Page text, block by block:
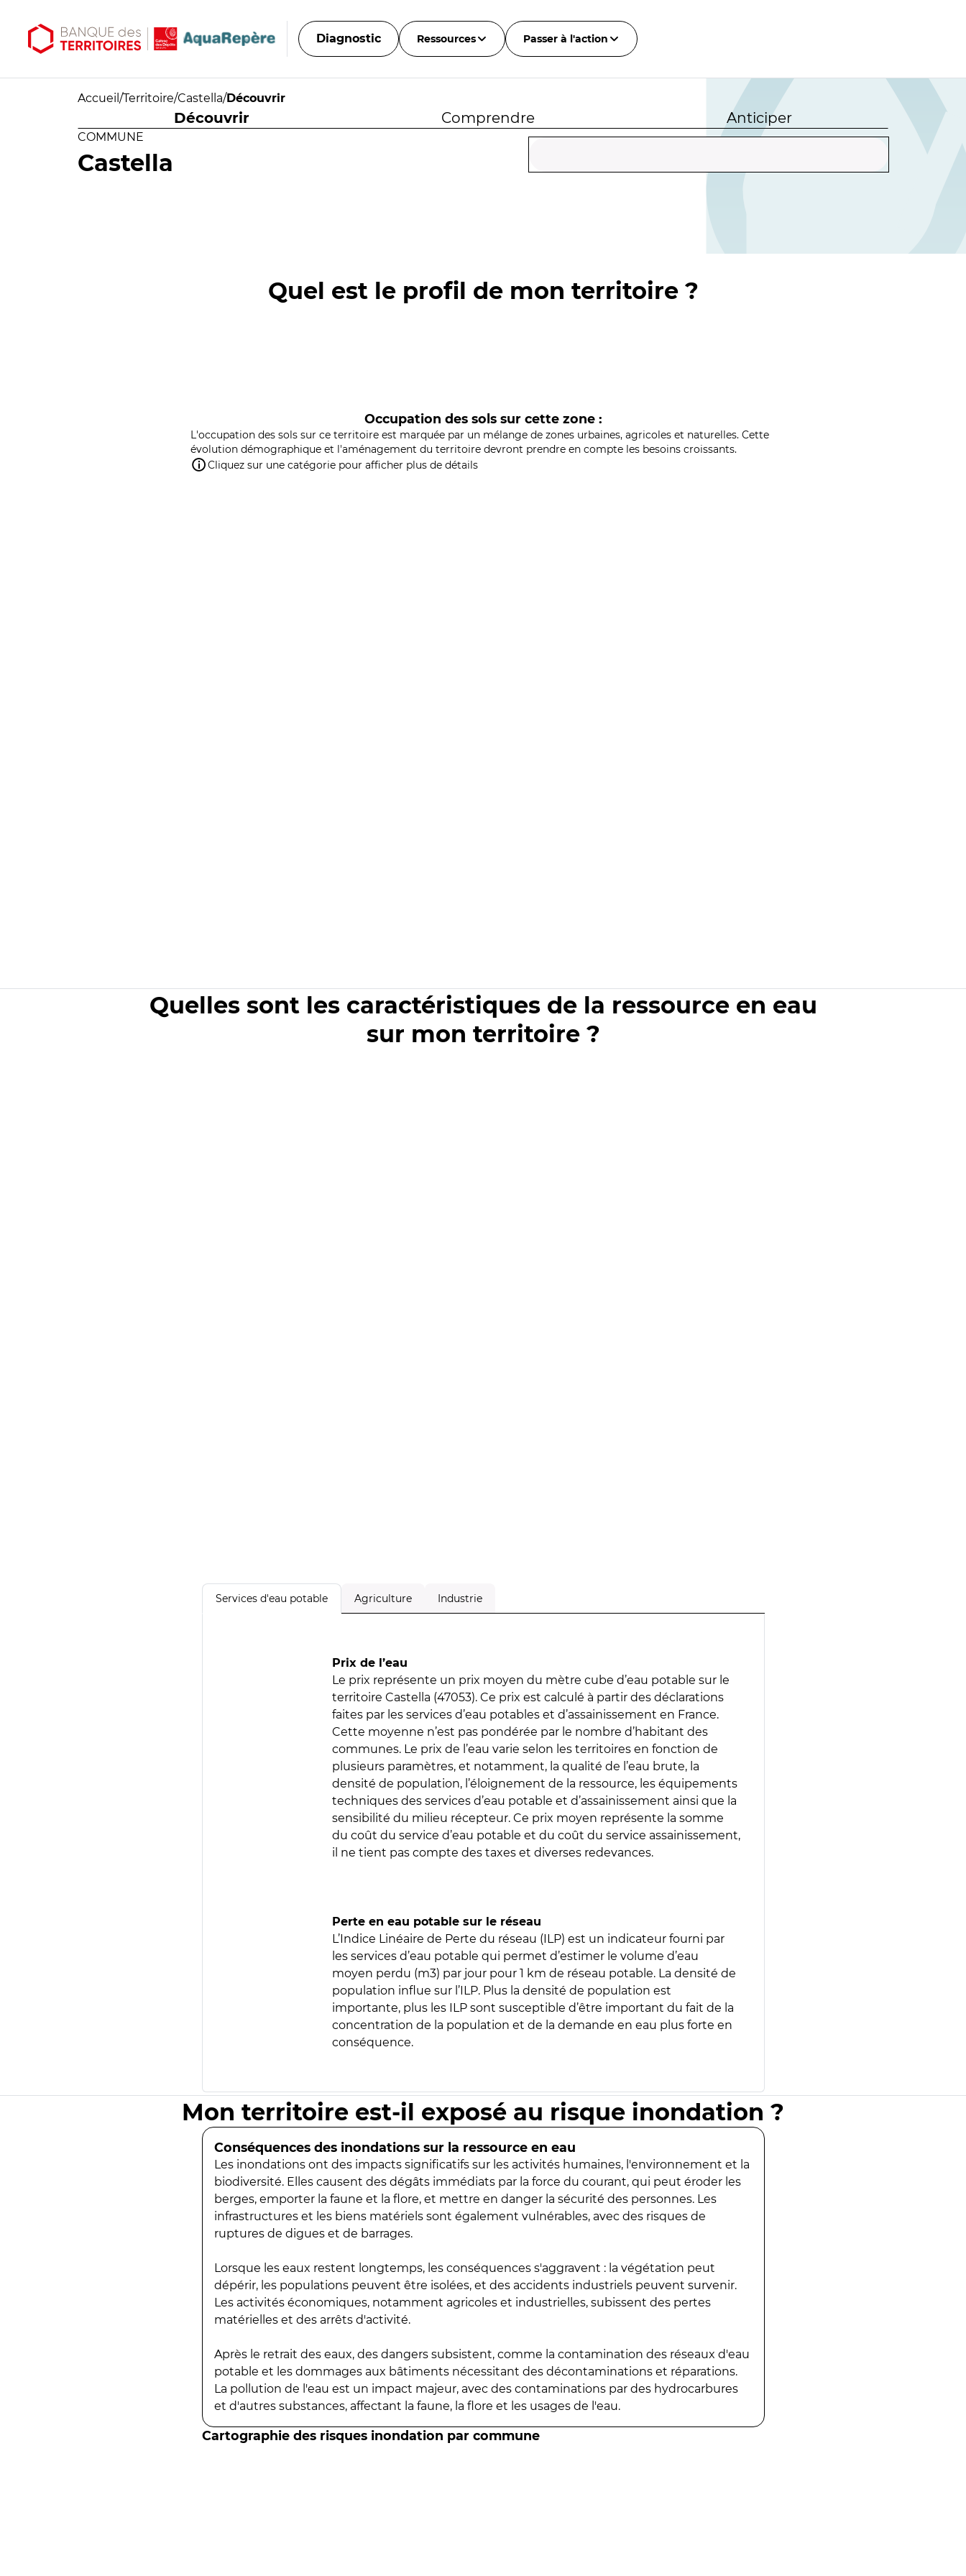
Diagnostic Ressources Passer à l'action
Accueil /Territoire/Castella/Découvrir
Découvrir Comprendre Anticiper
COMMUNE
Castella
Quel est le profil de mon territoire ?
Occupation des sols sur cette zone :
L'occupation des sols sur ce territoire est marquée par un mélange de zones urbaines, agricoles et naturelles. Cette
évolution démographique et l'aménagement du territoire devront prendre en compte les besoins croissants.
Cliquez sur une catégorie pour afficher plus de détails
Quelles sont les caractéristiques de la ressource en eau
sur mon territoire ?
Services d'eau potable Agriculture Industrie
Prix de l’eau
Le prix représente un prix moyen du mètre cube d’eau potable sur le
territoire Castella (47053). Ce prix est calculé à partir des déclarations
faites par les services d’eau potables et d’assainissement en France.
Cette moyenne n’est pas pondérée par le nombre d’habitant des
communes. Le prix de l’eau varie selon les territoires en fonction de
plusieurs paramètres, et notamment, la qualité de l’eau brute, la
densité de population, l’éloignement de la ressource, les équipements
techniques des services d’eau potable et d’assainissement ainsi que la
sensibilité du milieu récepteur. Ce prix moyen représente la somme
du coût du service d’eau potable et du coût du service assainissement,
il ne tient pas compte des taxes et diverses redevances.
Perte en eau potable sur le réseau
L’Indice Linéaire de Perte du réseau (ILP) est un indicateur fourni par
les services d’eau potable qui permet d’estimer le volume d’eau
moyen perdu (m3) par jour pour 1 km de réseau potable. La densité de
population influe sur l’ILP. Plus la densité de population est
importante, plus les ILP sont susceptible d’être important du fait de la
concentration de la population et de la demande en eau plus forte en
conséquence.
Mon territoire est-il exposé au risque inondation ?
Conséquences des inondations sur la ressource en eau
Les inondations ont des impacts significatifs sur les activités humaines, l'environnement et la
biodiversité. Elles causent des dégâts immédiats par la force du courant, qui peut éroder les
berges, emporter la faune et la flore, et mettre en danger la sécurité des personnes. Les
infrastructures et les biens matériels sont également vulnérables, avec des risques de
ruptures de digues et de barrages.
Lorsque les eaux restent longtemps, les conséquences s'aggravent : la végétation peut
dépérir, les populations peuvent être isolées, et des accidents industriels peuvent survenir.
Les activités économiques, notamment agricoles et industrielles, subissent des pertes
matérielles et des arrêts d'activité.
Après le retrait des eaux, des dangers subsistent, comme la contamination des réseaux d'eau
potable et les dommages aux bâtiments nécessitant des décontaminations et réparations.
La pollution de l'eau est un impact majeur, avec des contaminations par des hydrocarbures
et d'autres substances, affectant la faune, la flore et les usages de l'eau.
Cartographie des risques inondation par commune